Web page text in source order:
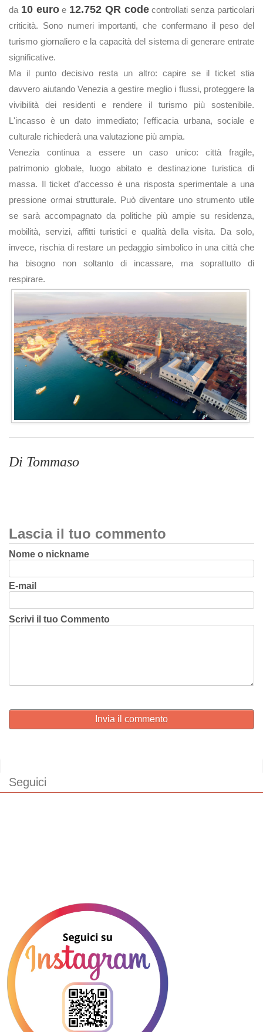
da 10 euroe 12.752 QR codecontrollati senza particolari
criticità. Sono numeri importanti, che confermano il peso del
turismo giornaliero e la capacità del sistema di generare entrate
significative.
Ma il punto decisivo resta un altro: capire se il ticket stia
davvero aiutando Venezia a gestire meglio i flussi, proteggere la
vivibilità dei residenti e rendere il turismo più sostenibile.
L'incasso è un dato immediato; l'efficacia urbana, sociale e
culturale richiederà una valutazione più ampia.
Venezia continua a essere un caso unico: città fragile,
patrimonio globale, luogo abitato e destinazione turistica di
massa. Il ticket d'accesso è una risposta sperimentale a una
pressione ormai strutturale. Può diventare uno strumento utile
se sarà accompagnato da politiche più ampie su residenza,
mobilità, servizi, affitti turistici e qualità della visita. Da solo,
invece, rischia di restare un pedaggio simbolico in una città che
ha bisogno non soltanto di incassare, ma soprattutto di
respirare.
Di Tommaso
Lascia il tuo commento
Nome o nickname
E-mail
Scrivi il tuo Commento
Invia il commento
Seguici